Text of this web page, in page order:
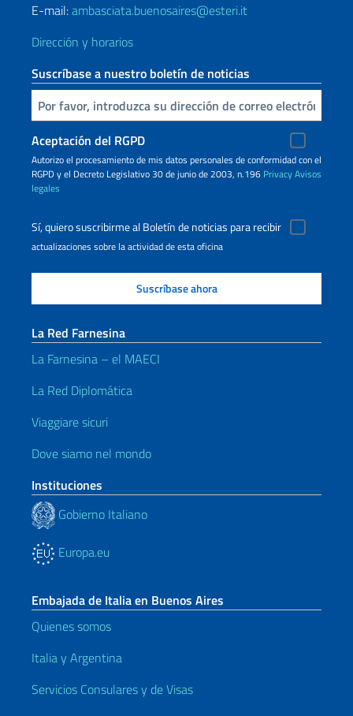
E-mail:ambasciata.buenosaires@esteri.it
Dirección y horarios
Suscríbase a nuestro boletín de noticias
Inserta tu correo electronico
Aceptación del RGPD
Autorizo ​​el procesamiento de mis datos personales de conformidad con el
RGPD y el Decreto Legislativo 30 de junio de 2003, n.196 PrivacyAvisos
legales
Sí, quiero suscribirme al Boletín de noticias para recibir
actualizaciones sobre la actividad de esta oficina
La Red Farnesina
La Farnesina – el MAECI
La Red Diplomática
Viaggiare sicuri
Dove siamo nel mondo
Instituciones
Gobierno Italiano
Europa.eu
Embajada de Italia en Buenos Aires
Quienes somos
Italia y Argentina
Servicios Consulares y de Visas